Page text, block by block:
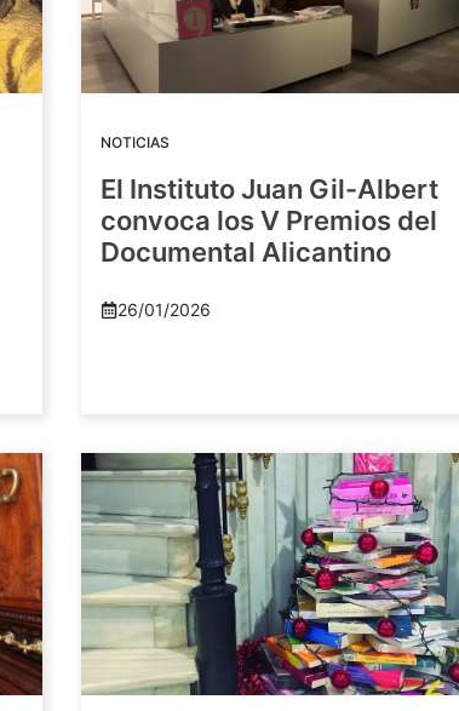
NOTICIAS
El Instituto Juan Gil-Albert
convoca los V Premios del
Documental Alicantino
26/01/2026